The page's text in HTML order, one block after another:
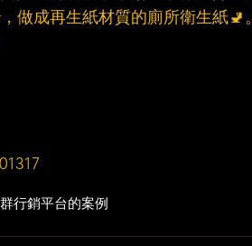
做成再生紙材質的廁所衛生紙🚽。
行銷平台的案例